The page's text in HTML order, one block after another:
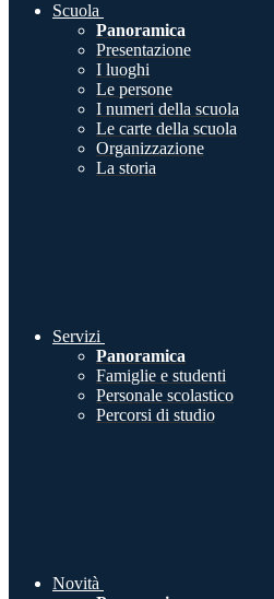
Scuola
Panoramica
Presentazione
I luoghi
Le persone
I numeri della scuola
Le carte della scuola
Organizzazione
La storia
Servizi
Panoramica
Famiglie e studenti
Personale scolastico
Percorsi di studio
Novità